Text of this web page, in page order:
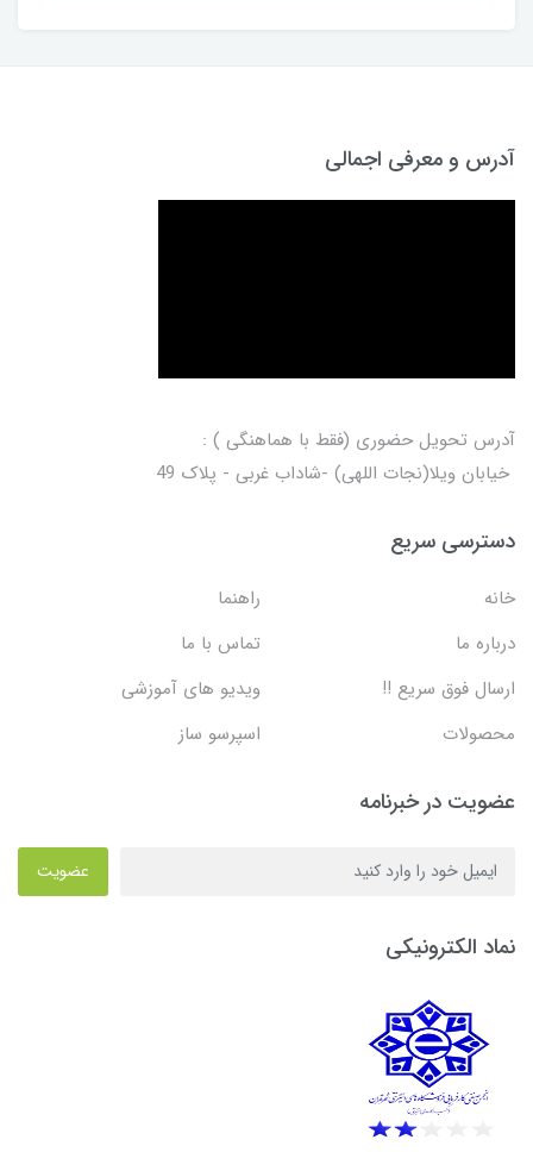
آدرس و معرفی اجمالی
آدرس تحویل حضوری (فقط با هماهنگی ) :
خیابان ویلا(نجات اللهی) -شاداب غربی - پلاک 49
دسترسی سریع
خانه
راهنما
درباره ما
تماس با ما
ارسال فوق سریع !!
ویدیو های آموزشی
محصولات
اسپرسو ساز
عضویت در خبرنامه
عضویت
نماد الکترونیکی